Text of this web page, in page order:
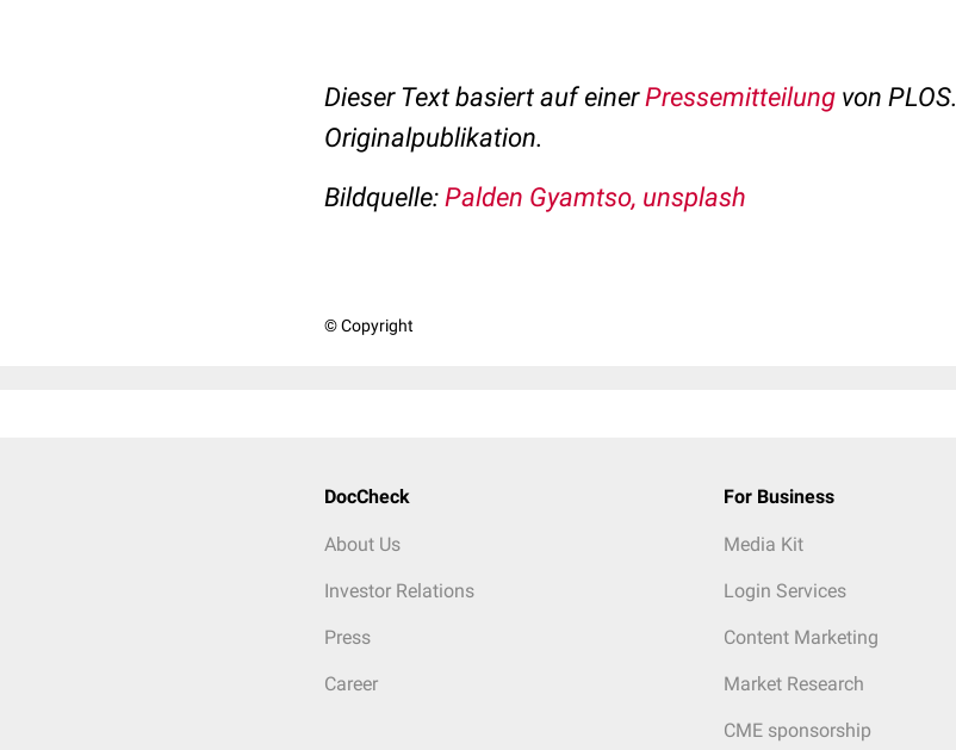
Dieser Text basiert auf einerPressemitteilung von PLOS.
Originalpublikation.
Bildquelle: Palden Gyamtso, unsplash
© Copyright
DocCheck
About Us
Investor Relations
Press
Career
For Business
Media Kit
Login Services
Content Marketing
Market Research
CME sponsorship